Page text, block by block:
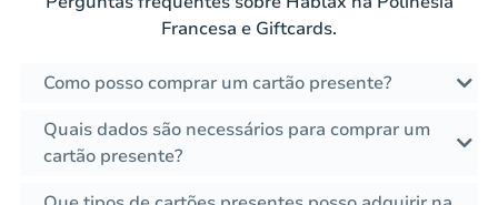
Francesa e Giftcards.
Como posso comprar um cartão presente?
Quais dados são necessários para comprar um
cartão presente?